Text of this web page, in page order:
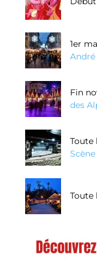
1er
André
Fin
des
Toute
Toute